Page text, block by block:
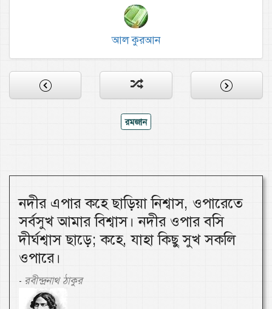
আল কুরআন
রমজান
নদীর এপার কহে ছাড়িয়া নিশ্বাস, ওপারেতে
সর্বসুখ আমার বিশ্বাস। নদীর ওপার বসি
দীর্ঘশ্বাস ছাড়ে; কহে, যাহা কিছু সুখ সকলি
ওপারে।
- রবীন্দ্রনাথ ঠাকুর